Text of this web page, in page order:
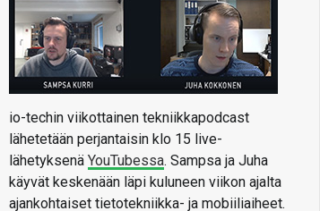
io-techin viikottainen tekniikkapodcast
lähetetään perjantaisin klo 15 live-
lähetyksenä YouTubessa. Sampsa ja Juha
käyvät keskenään läpi kuluneen viikon ajalta
ajankohtaiset tietotekniikka- ja mobiiliaiheet.